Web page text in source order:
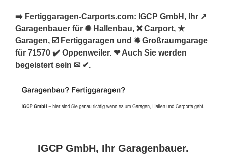
➡️ Fertiggaragen-Carports.com: IGCP GmbH, Ihr ↗️
Garagenbauer für ✺ Hallenbau, ❌ Carport, ★
Garagen, ☑️ Fertiggaragen und ✹ Großraumgarage
für 71570 ✔️ Oppenweiler. ❤ Auch Sie werden
begeistert sein ✉ ✔.
IGCP GmbH, Ihr Garagenbauer.